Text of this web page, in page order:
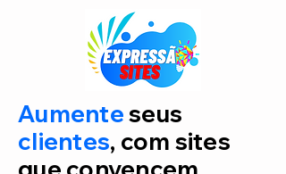
Aumenteseus
clientes, com sites